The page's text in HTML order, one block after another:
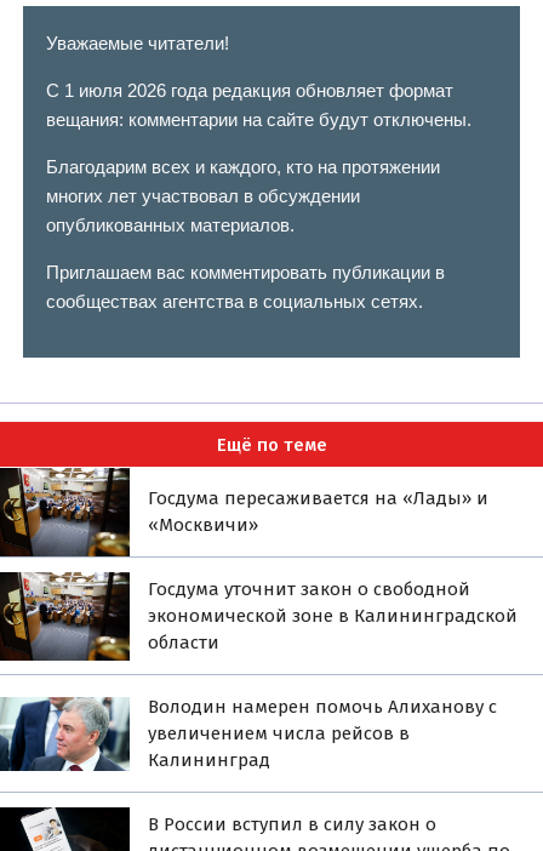
Уважаемые читатели!
С 1 июля 2026 года редакция обновляет формат
вещания: комментарии на сайте будут отключены.
Благодарим всех и каждого, кто на протяжении
многих лет участвовал в обсуждении
опубликованных материалов.
Приглашаем вас комментировать публикации в
сообществах агентства в социальных сетях.
Ещё по теме
Госдума пересаживается на «Лады» и
«Москвичи»
Госдума уточнит закон о свободной
экономической зоне в Калининградской
области
Володин намерен помочь Алиханову с
увеличением числа рейсов в
Калининград
В России вступил в силу закон о